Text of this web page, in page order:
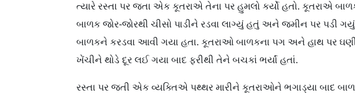
ત્યારે રસ્તા પર જતા એક કૂતરાએ તેના પર હુમલો કર્યો હતો. કૂતરાએ
બાળક જોર-જોરથી ચીસો પાડીને રડવા લાગ્યું હતું અને જમીન પર પડી
બાળકને કરડવા આવી ગયા હતા. કૂતરાઓ બાળકના પગ અને હાથ પર
ખેંચીને થોડે દૂર લઈ ગયા બાદ ફરીથી તેને બચકાં ભર્યાં હતાં.
રસ્તા પર જતી એક વ્યક્તિએ પથ્થર મારીને કૂતરાઓને ભગાડ્યા બાદ